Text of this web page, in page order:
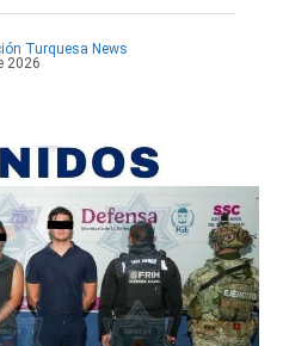
Turquesa News
2026